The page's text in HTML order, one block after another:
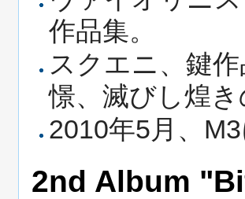
作品集。
スクエニ、鍵
憬、滅びし煌
2010年5月、
2nd Album